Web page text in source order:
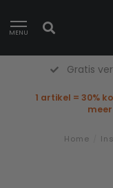
MENU
Gratis
1 artikel = 30%
Home